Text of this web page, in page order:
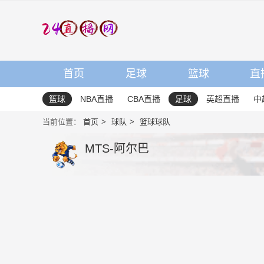
首页 足球 篮球 直
篮球 NBA直播 CBA直播 足球 英超直播 中
当前位置： 首页 球队 篮球球队
MTS-阿尔巴